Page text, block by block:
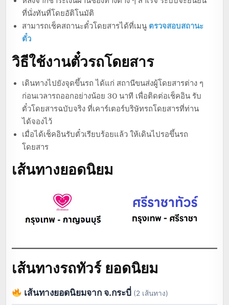
ที่นั่งทันที่โดยอัติโนมัติ
สามารถเช็คสถานะตั๋วโดยสารได้ที่เมนู ตรวจสอบสถานะ
ตั๋ว
วิธีใช้งานตั๋วรถโดยสาร
เดินทางไปยังจุดขึ้นรถ ได้แก่ สถานีขนส่งผู้โดยสารต่าง ๆ
ก่อนเวลารถออกอย่างน้อย 30 นาที เพื่อติดต่อเช็คอิน รับ
ตั๋วโดยสารฉบับจริง ที่เคาร์เตอร์บริษัทรถโดยสารที่ท่าน
ได้จองไว้
เมื่อได้เช็คอินรับตั๋วเรียบร้อยแล้ว ให้เดินไปรอขึ้นรถ
โดยสาร
เส้นทางยอดนิยม
เส้นทางรถทัวร์ ยอดนิยม
เส้นทางยอดนิยมจาก จ.กระบี่ (2 เส้นทาง)